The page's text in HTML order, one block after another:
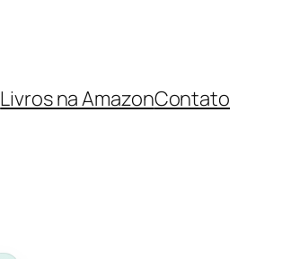
Livros na AmazonContato